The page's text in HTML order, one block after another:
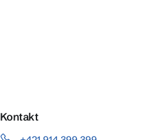
Kontakt